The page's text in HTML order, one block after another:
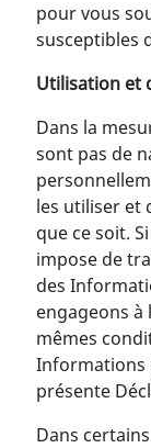
pour vous
susceptibles
Utilisation et
Dans la
sont pas de
les utiliser et
que ce soit.
impose de
des
engageons à
mêmes
Informations
présente
Dans